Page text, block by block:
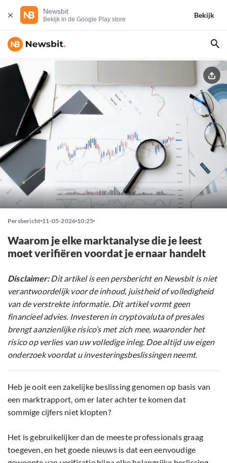
Newsbit
Bekijk in de Google Play store
Bekijk
Persbericht 11-05-2026 10:25
Waarom je elke marktanalyse die je leest
moet verifiëren voordat je ernaar handelt
Disclaimer:Dit artikel is een persbericht en Newsbit is niet
verantwoordelijk voor de inhoud, juistheid of volledigheid
van de verstrekte informatie. Dit artikel vormt geen
financieel advies. Investeren in cryptovaluta of presales
brengt aanzienlijke risico’s met zich mee, waaronder het
risico op verlies van uw volledige inleg. Doe altijd uw eigen
onderzoek voordat u investeringsbeslissingen neemt.
Heb je ooit een zakelijke beslissing genomen op basis van
een marktrapport, om er later achter te komen dat
sommige cijfers niet klopten?
Het is gebruikelijker dan de meeste professionals graag
toegeven, en het goede nieuws is dat een eenvoudige